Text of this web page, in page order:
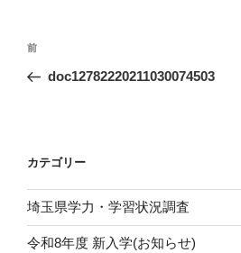
投
ナ
ー
シ
ョ
ン
前
の
前
doc12782220211030074503
カテゴリー
埼玉県学力・学習状況調査
令和8年度 新入学(お知らせ)